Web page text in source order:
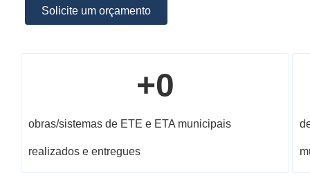
Solicite um orçamento
obras/sistemas de ETE e ETA municipais
realizados e entregues
+0